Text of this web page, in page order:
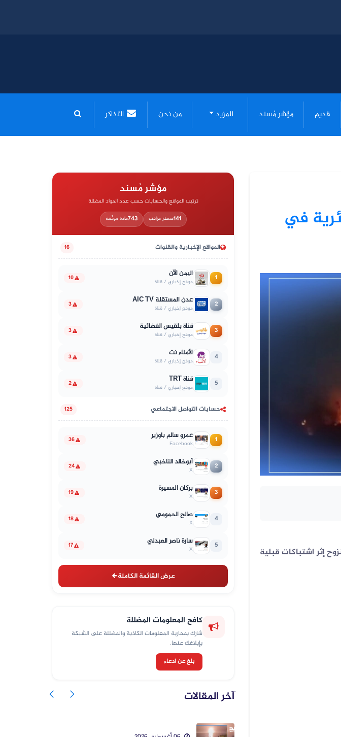
قديم مؤشر مُسند المزيد من نحن التذاكر
في
إثر اشتباكات قبلية
مؤشر مُسند
ترتيب المواقع والحسابات حسب عدد المواد المضللة
141مصدر مراقب 743مادة موثّقة
المواقع الإخبارية والقنوات 16
1 اليمن الآن
موقع إخباري / قناة 10
2 عدن المستقلة AIC TV
موقع إخباري / قناة 3
3 قناة بلقيس الفضائية
موقع إخباري / قناة 3
4 الأمناء نت
موقع إخباري / قناة 3
5 قناة TRT
موقع إخباري / قناة 2
حسابات التواصل الاجتماعي 125
1 عمرو سالم باوزير
Facebook
36
2 أبوخالد الناخبي
X
24
3 بركان المسيرة
X
19
4 صالح الحمومي
X
18
5 سارة ناصر العبدلي
X
17
عرض القائمة الكاملة
كافح المعلومات المضللة
شارك بمحاربة المعلومات الكاذبة والمضللة على الشبكة
بإبلاغك عنها.
بلغ عن ادعاء
آخر المقالات